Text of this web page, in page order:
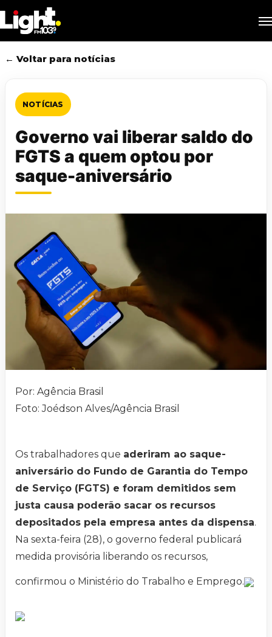
to
main
content
← Voltar para notícias
NOTÍCIAS
Governo vai liberar saldo do
FGTS a quem optou por
saque-aniversário
Por: Agência Brasil
Foto: Joédson Alves/Agência Brasil
Os trabalhadores que aderiram ao saque-
aniversário do Fundo de Garantia do Tempo
de Serviço (FGTS) e foram demitidos sem
justa causa poderão sacar os recursos
depositados pela empresa antes da dispensa.
Na sexta-feira (28), o governo federal publicará
medida provisória liberando os recursos,
confirmou o Ministério do Trabalho e Emprego.